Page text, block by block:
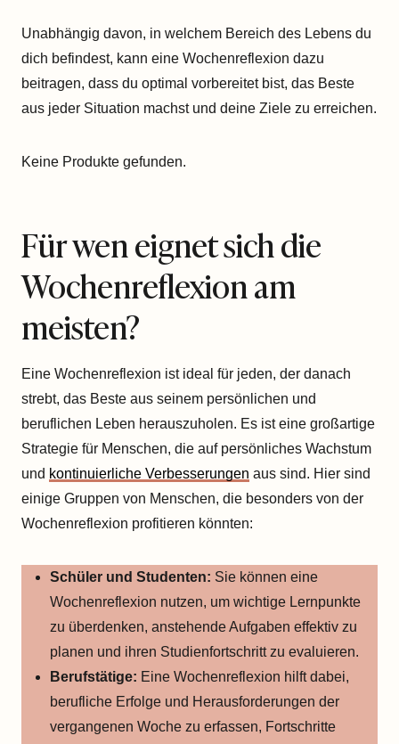
Unabhängig davon, in welchem Bereich des Lebens du
dich befindest, kann eine Wochenreflexion dazu
beitragen, dass du optimal vorbereitet bist, das Beste
aus jeder Situation machst und deine Ziele zu erreichen.
Keine Produkte gefunden.
Für wen eignet sich die
Wochenreflexion am
meisten?
Eine Wochenreflexion ist ideal für jeden, der danach
strebt, das Beste aus seinem persönlichen und
beruflichen Leben herauszuholen. Es ist eine großartige
Strategie für Menschen, die auf persönliches Wachstum
und kontinuierliche Verbesserungen aus sind. Hier sind
einige Gruppen von Menschen, die besonders von der
Wochenreflexion profitieren könnten:
Schüler und Studenten: Sie können eine
Wochenreflexion nutzen, um wichtige Lernpunkte
zu überdenken, anstehende Aufgaben effektiv zu
planen und ihren Studienfortschritt zu evaluieren.
Berufstätige: Eine Wochenreflexion hilft dabei,
berufliche Erfolge und Herausforderungen der
vergangenen Woche zu erfassen, Fortschritte